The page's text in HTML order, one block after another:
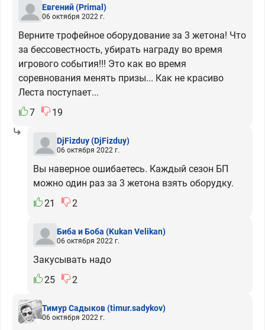
Евгений(Primal)
06 октября 2022 г.
Верните трофейное оборудование за 3 жетона! Что
за бессовестность, убирать награду во время
игрового события!!! Это как во время
соревнования менять призы... Как не красиво
Леста поступает...
7
19
DjFizduy(DjFizduy)
06 октября 2022 г.
Вы наверное ошибаетесь. Каждый сезон БП
можно один раз за 3 жетона взять оборудку.
21
2
Биба и Боба (Kukan Velikan)
06 октября 2022 г.
Закусывать надо
25
2
Тимур Садыков(timur.sadykov)
06 октября 2022 г.